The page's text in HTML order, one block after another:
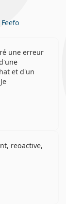
une erreur
et d'un
reoactive,